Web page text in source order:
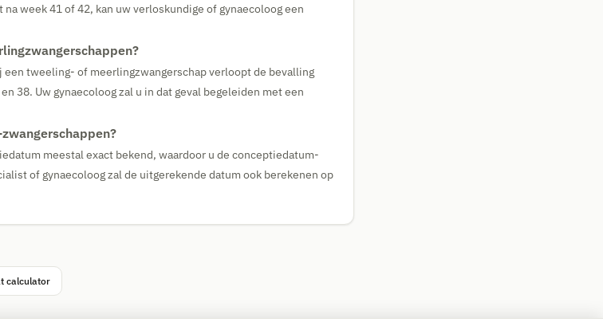
week 41 of 42, kan uw verloskundige of gynaecoloog een
een tweeling- of meerlingzwangerschap verloopt de bevalling
38. Uw gynaecoloog zal u in dat geval begeleiden met een
meestal exact bekend, waardoor u de conceptiedatum-
of gynaecoloog zal de uitgerekende datum ook berekenen op
calculator